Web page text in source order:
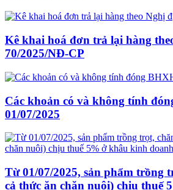
Kê khai hoá đơn trả lại hàng
70/2025/NĐ-CP
Các khoản có và không tính
01/07/2025
Từ 01/07/2025, sản phẩm trồng
cả thức ăn chăn nuôi) chịu thuế